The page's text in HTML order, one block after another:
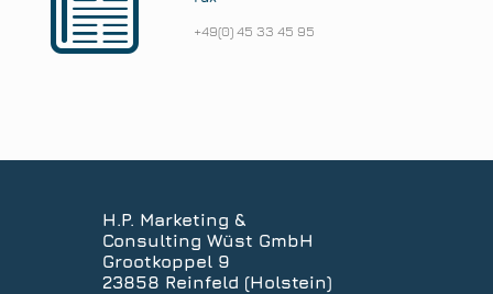
+49(0) 45 33 45 95
H.P. Marketing &
Consulting Wüst GmbH
Grootkoppel 9
23858 Reinfeld (Holstein)